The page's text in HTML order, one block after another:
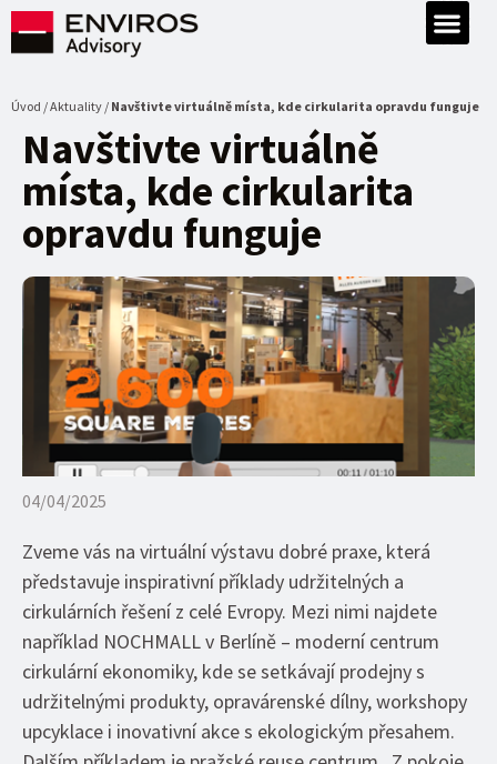
Úvod / Aktuality / Navštivte virtuálně místa, kde cirkularita opravdu funguje
Navštivte virtuálně
místa, kde cirkularita
opravdu funguje
04/04/2025
Zveme vás na virtuální výstavu dobré praxe, která
představuje inspirativní příklady udržitelných a
cirkulárních řešení z celé Evropy. Mezi nimi najdete
například NOCHMALL v Berlíně – moderní centrum
cirkulární ekonomiky, kde se setkávají prodejny s
udržitelnými produkty, opravárenské dílny, workshopy
upcyklace i inovativní akce s ekologickým přesahem.